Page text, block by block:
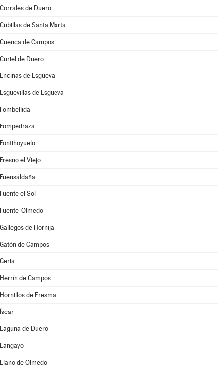
Corrales de Duero
Cubillas de Santa Marta
Cuenca de Campos
Curiel de Duero
Encinas de Esgueva
Esguevillas de Esgueva
Fombellida
Fompedraza
Fontihoyuelo
Fresno el Viejo
Fuensaldaña
Fuente el Sol
Fuente-Olmedo
Gallegos de Hornija
Gatón de Campos
Geria
Herrín de Campos
Hornillos de Eresma
Íscar
Laguna de Duero
Langayo
Llano de Olmedo